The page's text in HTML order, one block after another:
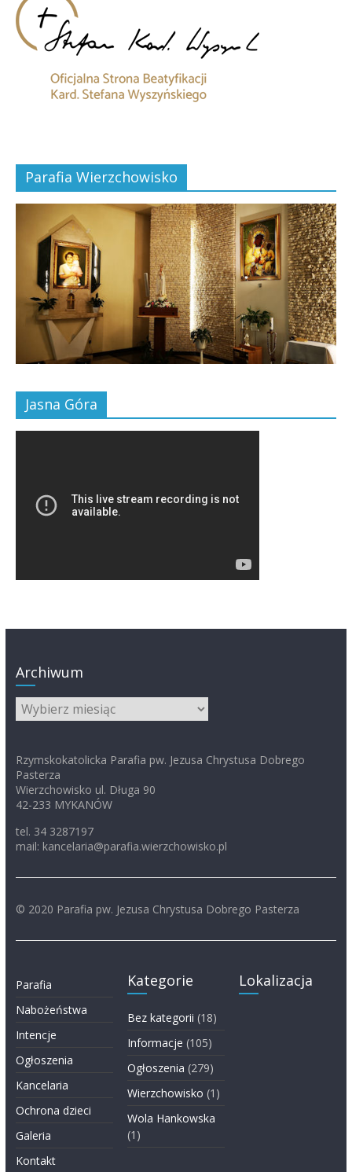
Parafia Wierzchowisko
Jasna Góra
Archiwum
Archiwum
Rzymskokatolicka Parafia pw. Jezusa Chrystusa Dobrego
Pasterza
Wierzchowisko ul. Długa 90
42-233 MYKANÓW
tel. 34 3287197
mail: kancelaria@parafia.wierzchowisko.pl
© 2020 Parafia pw. Jezusa Chrystusa Dobrego Pasterza
Parafia
Nabożeństwa
Intencje
Ogłoszenia
Kancelaria
Ochrona dzieci
Galeria
Kontakt
Kategorie
Bez kategorii (18)
Informacje (105)
Ogłoszenia (279)
Wierzchowisko (1)
Wola Hankowska
(1)
Lokalizacja